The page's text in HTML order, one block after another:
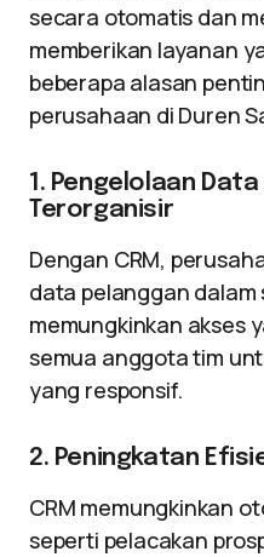
secara otomatis dan
memberikan layanan
beberapa alasan
perusahaan di Duren
1. Pengelolaan
Terorganisir
Dengan CRM,
data pelanggan
memungkinkan akses
semua anggota tim
yang responsif.
2. Peningkatan
CRM memungkinkan
seperti pelacakan